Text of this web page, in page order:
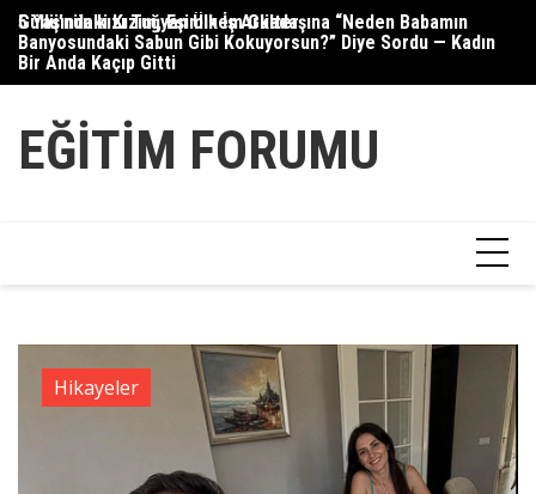
Skip
content
5 Yaşındaki Kızım, Eşimin İş Arkadaşına “Neden Babamın
Banyosundaki Sabun Gibi Kokuyorsun?” Diye Sordu — Kadın
Bir Anda Kaçıp Gitti
Güllü’nün kızı Tuğyan Ülkem Gülter
EĞITIM FORUMU
Hikayeler